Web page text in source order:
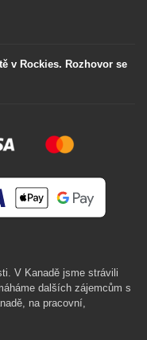
v Rockies. Rozhovor se
V Kanadě jsme strávili
dalších zájemcům s
na pracovní,